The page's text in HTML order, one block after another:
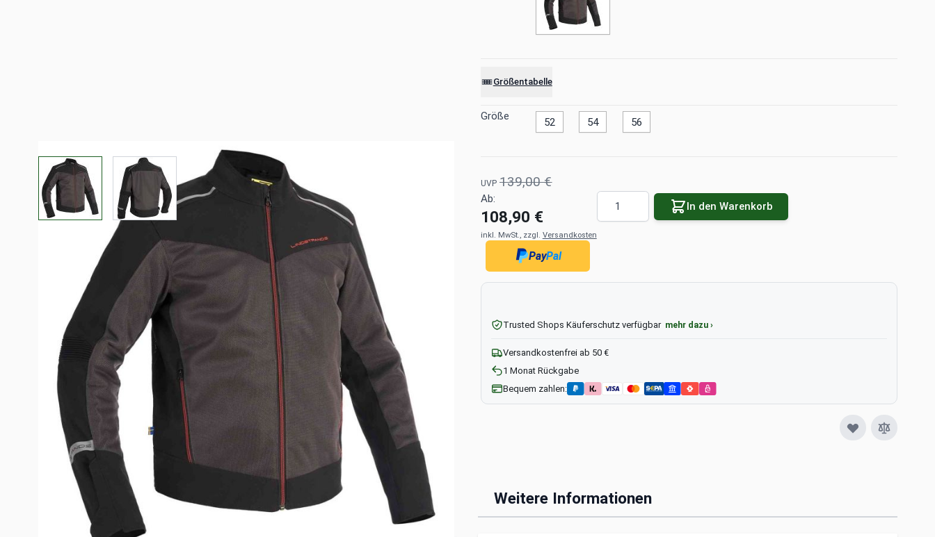
View larger imageView larger image
Größentabelle
Größe 52 54 56
UVP 139,00 €
Ab:
108,90 €
inkl. MwSt., zzgl. Versandkosten
In den Warenkorb
PayPal
Trusted Shops Käuferschutz verfügbar mehr dazu ›
Versandkostenfrei ab 50 €
1 Monat Rückgabe
Bequem zahlen:
Beschreibung /Lindstrands Delsbo Motorradjacke CE
AA Sommer Stretch Mesh mit Protektoren
Weitere Informationen